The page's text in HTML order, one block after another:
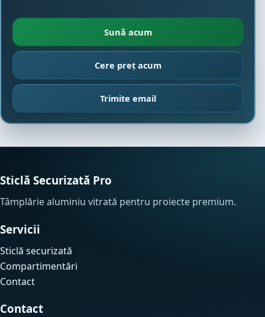
Sună acum
Cere preț acum
Trimite email
Sticlă Securizată Pro
Tâmplărie aluminiu vitrată pentru proiecte premium.
Servicii
Sticlă securizată
Compartimentări
Contact
Contact